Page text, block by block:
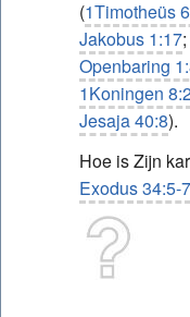
(1Timotheüs
Jakobus 1:17;
Openbaring
1Koningen
Jesaja 40:8).
Hoe is Zijn
Exodus 34:5-7